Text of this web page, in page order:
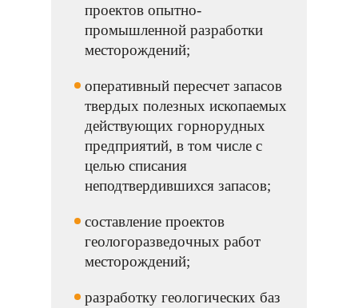
проектов опытно-
промышленной разработки
месторождений;
оперативный пересчет запасов
твердых полезных ископаемых
действующих горнорудных
предприятий, в том числе с
целью списания
неподтвердившихся запасов;
составление проектов
геологоразведочных работ
месторождений;
разработку геологических баз